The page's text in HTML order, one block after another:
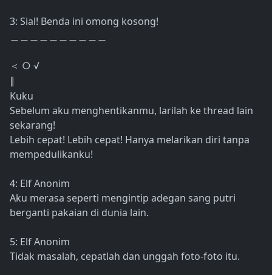
3: Sial! Benda ini omong kosong!
＜ ○ √
Kuku
Sebelum aku menghentikanmu, larilah ke thread lain
sekarang!
Lebih cepat! Lebih cepat! Hanya melarikan diri tanpa
mempedulikanku!
4: Elf Anonim
Aku merasa seperti mengintip adegan sang putri
berganti pakaian di dunia lain.
5: Elf Anonim
Tidak masalah, cepatlah dan unggah foto-foto itu.